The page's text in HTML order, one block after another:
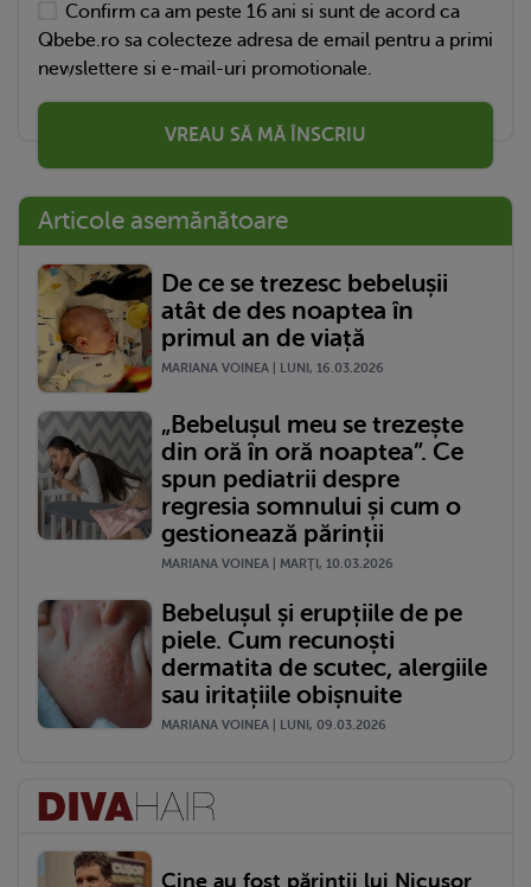
Confirm ca am peste 16 ani si sunt de acord ca
Qbebe.ro sa colecteze adresa de email pentru a primi
newslettere si e-mail-uri promotionale.
VREAU SĂ MĂ ÎNSCRIU
Articole asemănătoare
De ce se trezesc bebelușii
atât de des noaptea în
primul an de viață
MARIANA VOINEA | LUNI, 16.03.2026
„Bebelușul meu se trezește
din oră în oră noaptea”. Ce
spun pediatrii despre
regresia somnului și cum o
gestionează părinții
MARIANA VOINEA | MARŢI, 10.03.2026
Bebelușul și erupțiile de pe
piele. Cum recunoști
dermatita de scutec, alergiile
sau iritațiile obișnuite
MARIANA VOINEA | LUNI, 09.03.2026
Cine au fost părinții lui Nicușor